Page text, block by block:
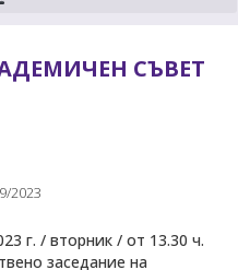
СЪВЕТ
2023
г. / вторник / от 13.30 ч.
заседание на